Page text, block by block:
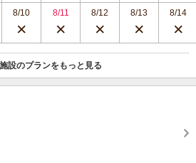
8/10 8/11 8/12 8/13 8/14
設のプランをもっと見る